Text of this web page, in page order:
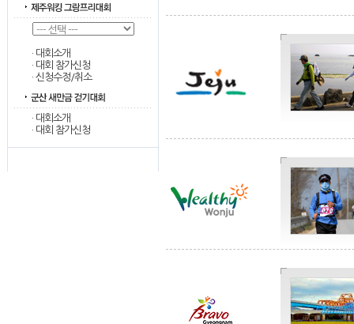
· 대회소개
· 대회 참가신청
· 신청수정/취소
· 대회소개
· 대회 참가신청